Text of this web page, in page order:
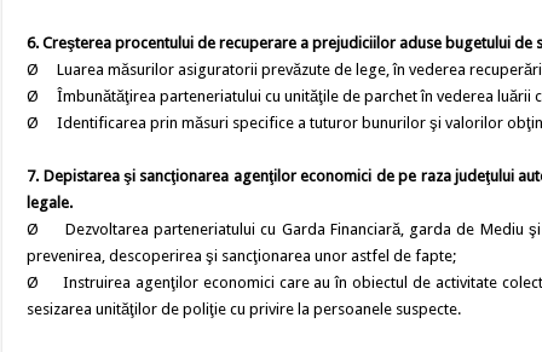
6. Creşterea procentului de recuperare a prejudiciilor aduse bugetului
Ø Luarea măsurilor asiguratorii prevăzute de lege, în vederea
Ø Îmbunătăţirea parteneriatului cu unităţile de parchet în vederea luării
Ø Identificarea prin măsuri specifice a tuturor bunurilor şi valorilor
7. Depistarea şi sancţionarea agenţilor economici de pe raza judeţului
legale.
Ø Dezvoltarea parteneriatului cu Garda Financiară, garda de Mediu
prevenirea, descoperirea şi sancţionarea unor astfel de fapte;
Ø Instruirea agenţilor economici care au în obiectul de activitate
sesizarea unităţilor de poliţie cu privire la persoanele suspecte.